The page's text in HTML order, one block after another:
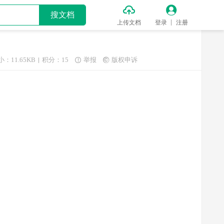
搜文档 
上传文档

登录 注册
：11.65KB 积分：15  举报  版权申诉